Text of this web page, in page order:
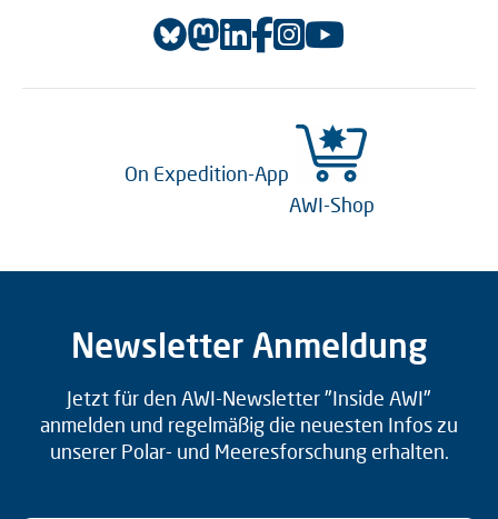
On Expedition-App
AWI-Shop
Newsletter Anmeldung
Jetzt für den AWI-Newsletter "Inside AWI"
anmelden und regelmäßig die neuesten Infos zu
unserer Polar- und Meeresforschung erhalten.